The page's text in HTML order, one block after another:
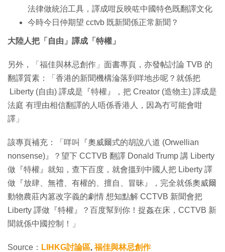
法律做統治工具，譯成咁反映咗中國特色既翻譯文化
今時今日仲期望 cctvb 既新聞係正常新聞？
大陸人把「自由」譯成「特權」
另外，「福佳與林忌創作」面書專頁，亦發帖討論 TVB 的
翻譯質素：「香港的新聞機構淪落到咩地步呢？就係把
Liberty (自由) 譯成是『特權』，把 Creator (造物主) 譯成是
法庭 有理由相信翻譯的人唔係香港人，因為冇可能會咁
譯」
該專頁補充：「咩叫『奧威爾式的胡說八道 (Orwellian
nonsense)』？望下 CCTVB 翻譯 Donald Trump 講 Liberty
做『特權』就知，查下百度，就會搵到中國人把 Liberty 譯
做『放肆、無禮、有權的、擅自、冒昧』，完全就係奧威爾
動物農莊內篡改字義的劇情 想知點解 CCTVB 新聞會把
Liberty 譯做『特權』？百度幫到你！捉姦在床，CCTVB 新
聞就係中國控制！」
Source： LIHKG討論區,福佳與林忌創作